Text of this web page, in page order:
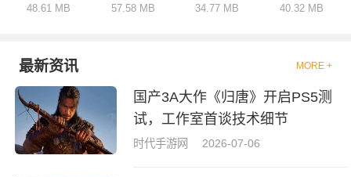
48.61 MB 57.58 MB 34.77 MB 40.32 MB
最新资讯 MORE +
国产3A大作《归唐》开启PS5测
试，工作室首谈技术细节
时代手游网 2026-07-06